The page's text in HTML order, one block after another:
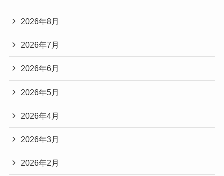
2026年8月
2026年7月
2026年6月
2026年5月
2026年4月
2026年3月
2026年2月